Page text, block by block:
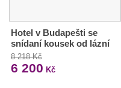
Hotel v Budapešti se
snídaní kousek od lázní
8 218 Kč
6 200 Kč